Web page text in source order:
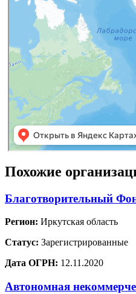
Похожие
Благотворительный
Регион: Иркутская область
Статус: Зарегистрированные
Дата ОГРН: 12.11.2020
Автономная